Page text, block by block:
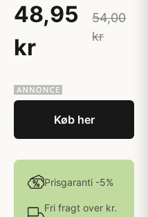
48,95
kr
54,00
kr
Køb her
Prisgaranti -5%
Fri fragt over kr.